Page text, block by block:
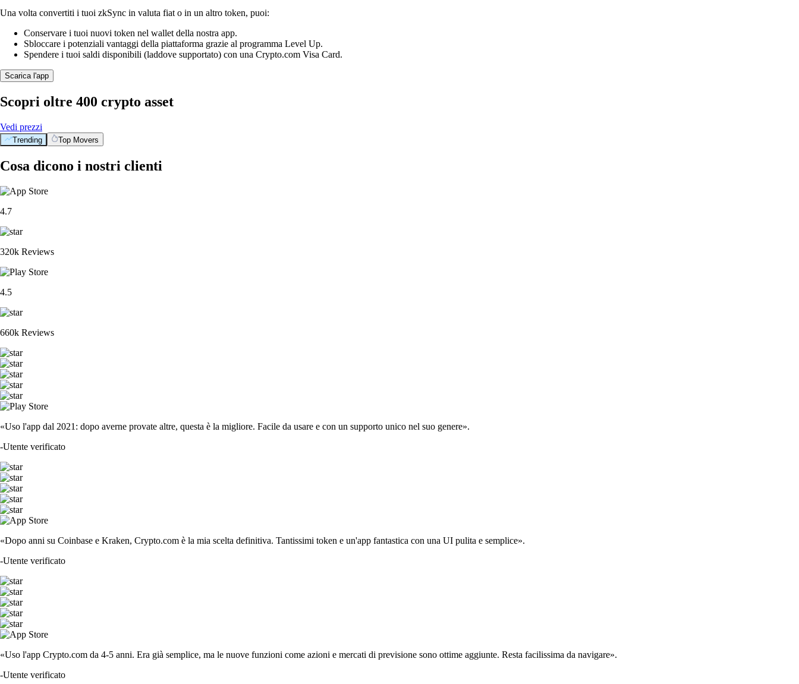
Una volta convertiti i tuoi zkSync in valuta fiat o in un altro token, puoi:
Conservare i tuoi nuovi token nel wallet della nostra app.
Sbloccare i potenziali vantaggi della piattaforma grazie al programma Level Up.
Spendere i tuoi saldi disponibili (laddove supportato) con una Crypto.com Visa Card.
Scarica l'app
Scopri oltre 400 crypto asset
Vedi prezzi
Trending Top Movers
Cosa dicono i nostri clienti
4.7
320k Reviews
4.5
660k Reviews
«Uso l'app dal 2021: dopo averne provate altre, questa è la migliore. Facile da usare e con un supporto unico nel suo genere».
-Utente verificato
«Dopo anni su Coinbase e Kraken, Crypto.com è la mia scelta definitiva. Tantissimi token e un'app fantastica con una UI pulita e semplice».
-Utente verificato
«Uso l'app Crypto.com da 4-5 anni. Era già semplice, ma le nuove funzioni come azioni e mercati di previsione sono ottime aggiunte. Resta facilissima da navigare».
-Utente verificato